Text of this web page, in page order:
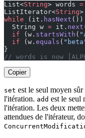
List<String> words =
ListIterator<String
while (it. hasNext ())
  String w
= it. next
  if
(w. startsWith (
  if
(w. equals (
}
// words is now
Copier
set est le seul moyen sûr
l'itération. add est le seul
l'itération. Les deux
attendues de l'itérateur,